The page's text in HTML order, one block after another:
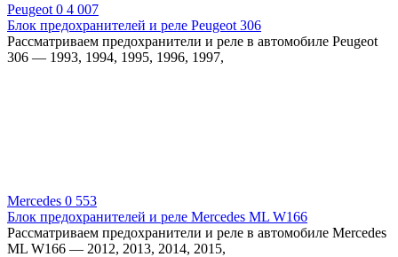
Peugeot 0 4 007
Блок предохранителей и реле Peugeot 306
Рассматриваем предохранители и реле в автомобиле Peugeot
306 — 1993, 1994, 1995, 1996, 1997,
Mercedes 0 553
Блок предохранителей и реле Mercedes ML W166
Рассматриваем предохранители и реле в автомобиле Mercedes
ML W166 — 2012, 2013, 2014, 2015,